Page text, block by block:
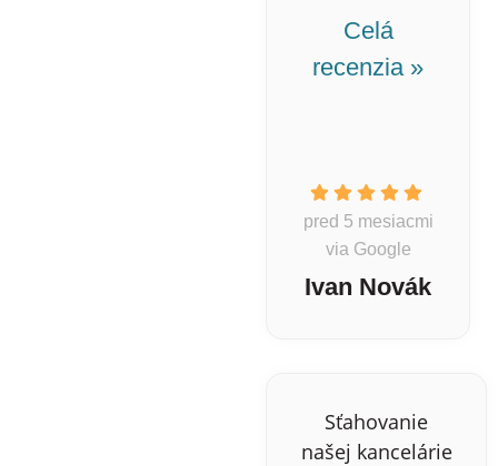
Celá
recenzia »
pred 5 mesiacmi
via Google
Ivan Novák
Sťahovanie
našej kancelárie